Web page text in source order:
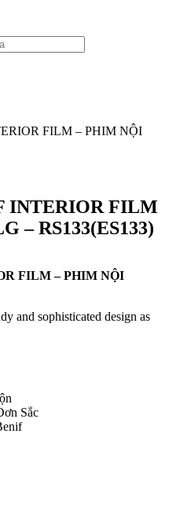
FILM – PHIM NỘI
INTERIOR FILM
– RS133(ES133)
FILM – PHIM NỘI
and sophisticated design as
Sắc